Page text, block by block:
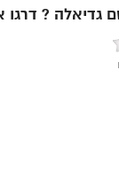
גדיאלה ?